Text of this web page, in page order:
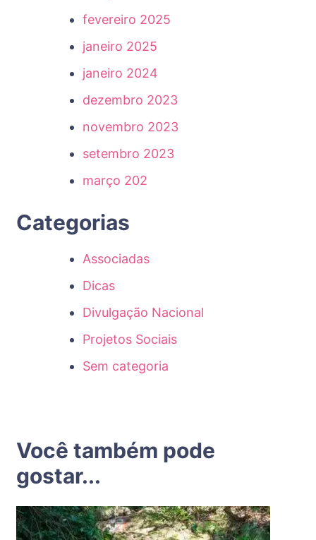
fevereiro 2025
janeiro 2025
janeiro 2024
dezembro 2023
novembro 2023
setembro 2023
março 202
Categorias
Associadas
Dicas
Divulgação Nacional
Projetos Sociais
Sem categoria
Você também pode
gostar...